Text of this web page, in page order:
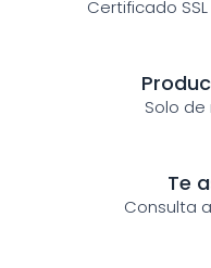
Certificado
Solo
Te
Consulta